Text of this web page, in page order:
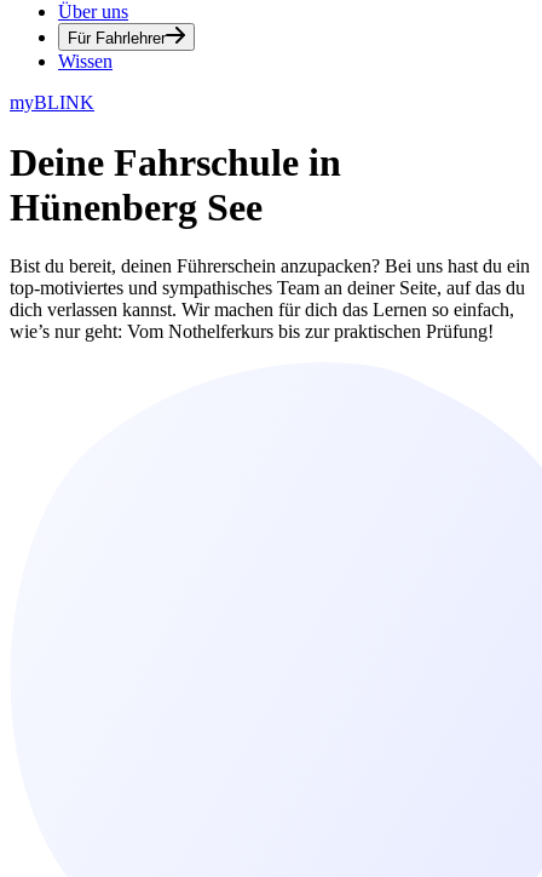
Über uns
Für Fahrlehrer
Wissen
myBLINK
Deine Fahrschule in
Hünenberg See
Bist du bereit, deinen Führerschein anzupacken? Bei uns hast du ein
top-motiviertes und sympathisches Team an deiner Seite, auf das du
dich verlassen kannst. Wir machen für dich das Lernen so einfach,
wie’s nur geht: Vom Nothelferkurs bis zur praktischen Prüfung!